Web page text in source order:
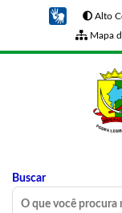
Alto
Mapa
Buscar